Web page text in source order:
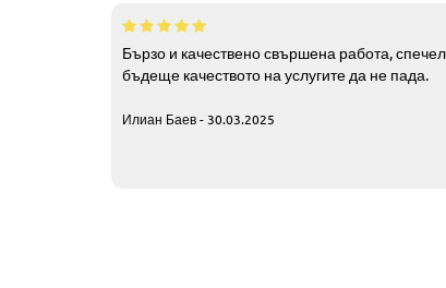
Бързо и качествено свършена работа,
бъдеще качеството на услугите да не пада.
Илиан Баев - 30.03.2025